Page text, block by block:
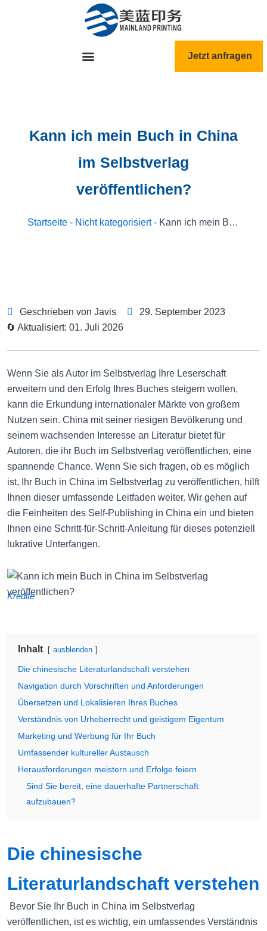
Jetzt anfragen
Kann ich mein Buch in China
im Selbstverlag
veröffentlichen?
Startseite - Nicht kategorisiert- Kann ich mein Buch in China im Selbstverlag veröffentlichen?
Geschrieben von Javis
29. September 2023
🔄 Aktualisiert: 01. Juli 2026
Wenn Sie als Autor im Selbstverlag Ihre Leserschaft
erweitern und den Erfolg Ihres Buches steigern wollen,
kann die Erkundung internationaler Märkte von großem
Nutzen sein. China mit seiner riesigen Bevölkerung und
seinem wachsenden Interesse an Literatur bietet für
Autoren, die ihr Buch im Selbstverlag veröffentlichen, eine
spannende Chance. Wenn Sie sich fragen, ob es möglich
ist, Ihr Buch in China im Selbstverlag zu veröffentlichen, hilft
Ihnen dieser umfassende Leitfaden weiter. Wir gehen auf
die Feinheiten des Self-Publishing in China ein und bieten
Ihnen eine Schritt-für-Schritt-Anleitung für dieses potenziell
lukrative Unterfangen.
Kredite
Inhalt ausblenden
Die chinesische Literaturlandschaft verstehen
Navigation durch Vorschriften und Anforderungen
Übersetzen und Lokalisieren Ihres Buches
Verständnis von Urheberrecht und geistigem Eigentum
Marketing und Werbung für Ihr Buch
Umfassender kultureller Austausch
Herausforderungen meistern und Erfolge feiern
Sind Sie bereit, eine dauerhafte Partnerschaft
aufzubauen?
Die chinesische
Literaturlandschaft verstehen
Bevor Sie Ihr Buch in China im Selbstverlag
veröffentlichen, ist es wichtig, ein umfassendes Verständnis